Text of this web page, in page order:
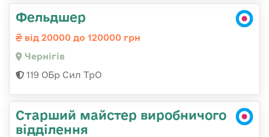
Фельдшер
від 20000 до 120000 грн
Чернігів
119 ОБр Сил ТрО
Старший майстер виробничого
відділення